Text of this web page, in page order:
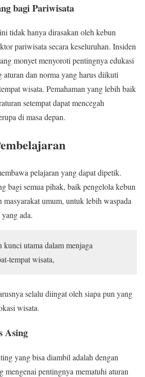
bagi Pariwisata
tidak hanya dirasakan oleh kebun
pariwisata secara keseluruhan. Insiden
monyet menyoroti pentingnya edukasi
aturan dan norma yang harus diikuti
wisata. Pemahaman yang lebih baik
setempat dapat mencegah
di masa depan.
pelajaran yang dapat dipetik.
bagi semua pihak, baik pengelola kebun
masyarakat umum, untuk lebih waspada
ada.
kunci utama dalam menjaga
tempat wisata,
selalu diingat oleh siapa pun yang
wisata.
Asing
yang bisa diambil adalah dengan
mengenai pentingnya mematuhi aturan